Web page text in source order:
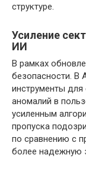
структуре.
Усиление
ИИ
В рамках
безопасности. В
инструменты
аномалий в
усиленным
пропуска
по сравнению с
более надежную